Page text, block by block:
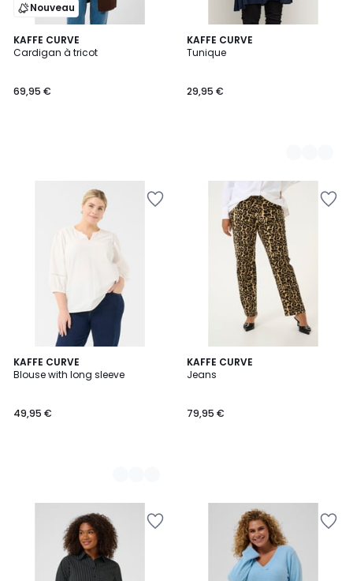
Nouveau
KAFFE CURVE
Cardigan à tricot
69,95 €
KAFFE CURVE
Tunique
29,95 €
7
Couleurs
KAFFE CURVE
Blouse with long sleeve
49,95 €
2
Couleurs
KAFFE CURVE
Jeans
79,95 €